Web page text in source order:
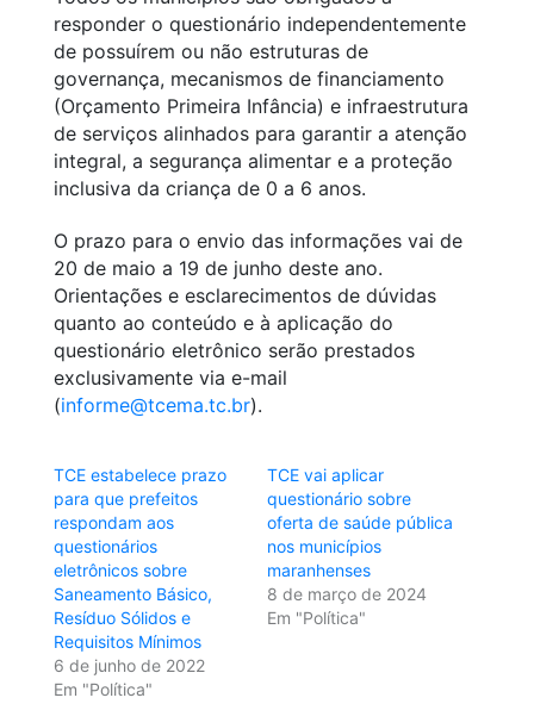
responder o questionário independentemente
de possuírem ou não estruturas de
governança, mecanismos de financiamento
(Orçamento Primeira Infância) e infraestrutura
de serviços alinhados para garantir a atenção
integral, a segurança alimentar e a proteção
inclusiva da criança de 0 a 6 anos.
O prazo para o envio das informações vai de
20 de maio a 19 de junho deste ano.
Orientações e esclarecimentos de dúvidas
quanto ao conteúdo e à aplicação do
questionário eletrônico serão prestados
exclusivamente via e-mail
(informe@tcema.tc.br).
TCE estabelece prazo
para que prefeitos
respondam aos
questionários
eletrônicos sobre
Saneamento Básico,
Resíduo Sólidos e
Requisitos Mínimos
6 de junho de 2022
Em "Política"
TCE vai aplicar
questionário sobre
oferta de saúde pública
nos municípios
maranhenses
8 de março de 2024
Em "Política"